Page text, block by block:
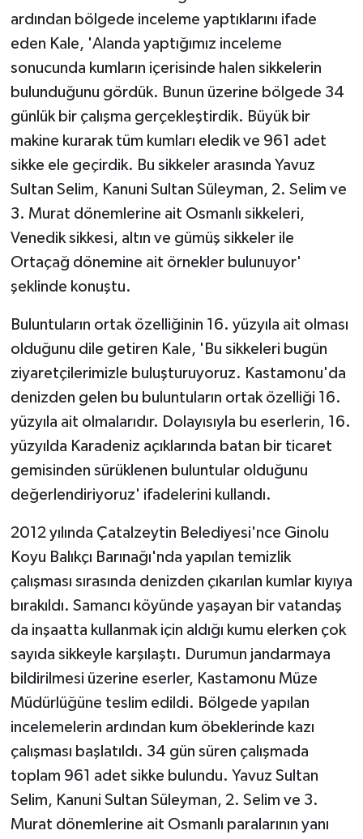
ardından bölgede inceleme yaptıklarını ifade
eden Kale, 'Alanda yaptığımız inceleme
sonucunda kumların içerisinde halen sikkelerin
bulunduğunu gördük. Bunun üzerine bölgede 34
günlük bir çalışma gerçekleştirdik. Büyük bir
makine kurarak tüm kumları eledik ve 961 adet
sikke ele geçirdik. Bu sikkeler arasında Yavuz
Sultan Selim, Kanuni Sultan Süleyman, 2. Selim ve
3. Murat dönemlerine ait Osmanlı sikkeleri,
Venedik sikkesi, altın ve gümüş sikkeler ile
Ortaçağ dönemine ait örnekler bulunuyor'
şeklinde konuştu.
Buluntuların ortak özelliğinin 16. yüzyıla ait olması
olduğunu dile getiren Kale, 'Bu sikkeleri bugün
ziyaretçilerimizle buluşturuyoruz. Kastamonu'da
denizden gelen bu buluntuların ortak özelliği 16.
yüzyıla ait olmalarıdır. Dolayısıyla bu eserlerin, 16.
yüzyılda Karadeniz açıklarında batan bir ticaret
gemisinden sürüklenen buluntular olduğunu
değerlendiriyoruz' ifadelerini kullandı.
2012 yılında Çatalzeytin Belediyesi'nce Ginolu
Koyu Balıkçı Barınağı'nda yapılan temizlik
çalışması sırasında denizden çıkarılan kumlar kıyıya
bırakıldı. Samancı köyünde yaşayan bir vatandaş
da inşaatta kullanmak için aldığı kumu elerken çok
sayıda sikkeyle karşılaştı. Durumun jandarmaya
bildirilmesi üzerine eserler, Kastamonu Müze
Müdürlüğüne teslim edildi. Bölgede yapılan
incelemelerin ardından kum öbeklerinde kazı
çalışması başlatıldı. 34 gün süren çalışmada
toplam 961 adet sikke bulundu. Yavuz Sultan
Selim, Kanuni Sultan Süleyman, 2. Selim ve 3.
Murat dönemlerine ait Osmanlı paralarının yanı